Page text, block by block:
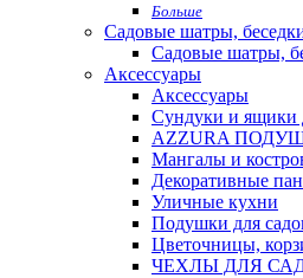
Больше
Садовые шатры,
Садовые шатры,
Аксессуары
Аксессуары
Сундуки и ящики
AZZURA
Мангалы и
Декоративные
Уличные кухни
Подушки для
Цветочницы,
ЧЕХЛЫ ДЛЯ